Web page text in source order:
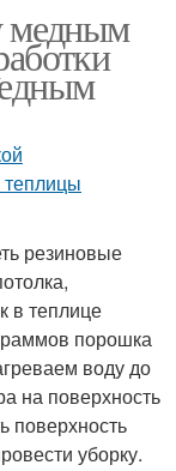
медным
резиновые
в теплице
порошка
воду до
на поверхность
поверхность
уборку.